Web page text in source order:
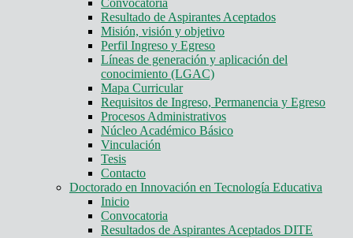
Convocatoria
Resultado de Aspirantes Aceptados
Misión, visión y objetivo
Perfil Ingreso y Egreso
Líneas de generación y aplicación del
conocimiento (LGAC)
Mapa Curricular
Requisitos de Ingreso, Permanencia y Egreso
Procesos Administrativos
Núcleo Académico Básico
Vinculación
Tesis
Contacto
Doctorado en Innovación en Tecnología Educativa
Inicio
Convocatoria
Resultados de Aspirantes Aceptados DITE